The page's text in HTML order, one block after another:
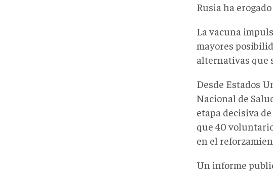
Rusia ha
La vacuna
mayores
alternativas que
Desde Estados
Nacional de
etapa decisiva
que 40
en el
Un informe